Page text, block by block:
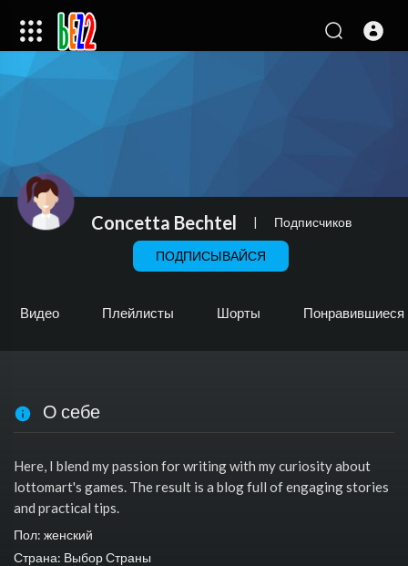
Concetta Bechtel | Подписчиков
ПОДПИСЫВАЙСЯ
Видео Плейлисты Шорты Понравившиеся
О себе
Here, I blend my passion for writing with my curiosity about
lottomart's games. The result is a blog full of engaging stories
and practical tips.
Пол: женский
Страна: Выбор Страны